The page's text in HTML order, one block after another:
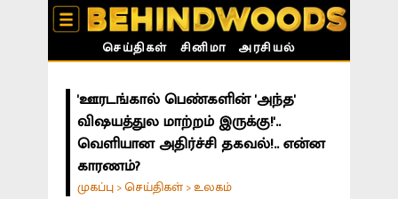
செய்திகள் சினிமா அரசியல்
'ஊரடங்கால் பெண்களின் 'அந்த'
விஷயத்துல மாற்றம் இருக்கு!'..
வெளியான அதிர்ச்சி தகவல்!.. என்ன
காரணம்?
முகப்பு >செய்திகள் > உலகம்